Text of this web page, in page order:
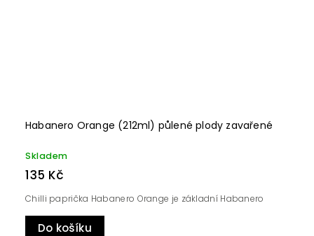
Habanero Orange (212ml) půlené plody zavařené
Skladem
135 Kč
Do košíku
Chilli paprička Habanero Orange je základní Habanero